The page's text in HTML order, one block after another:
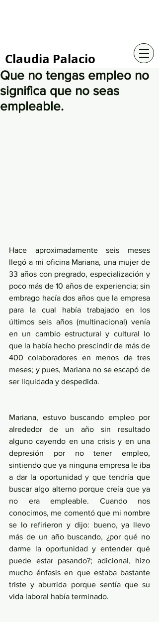
Claudia Palacio
Que no tengas empleo no
significa que no seas
empleable.
Hace aproximadamente seis meses
llegó a mi oficina Mariana, una mujer de
33 años con pregrado, especialización y
poco más de 10 años de experiencia; sin
embrago hacía dos años que la empresa
para la cual había trabajado en los
últimos seis años (multinacional) venía
en un cambio estructural y cultural lo
que la había hecho prescindir de más de
400 colaboradores en menos de tres
meses; y pues, Mariana no se escapó de
ser liquidada y despedida.
Mariana, estuvo buscando empleo por
alrededor de un año sin resultado
alguno cayendo en una crisis y en una
depresión por no tener empleo,
sintiendo que ya ninguna empresa le iba
a dar la oportunidad y que tendría que
buscar algo alterno porque creía que ya
no era empleable. Cuando nos
conocimos, me comentó que mi nombre
se lo refirieron y dijo: bueno, ya llevo
más de un año buscando, ¿por qué no
darme la oportunidad y entender qué
puede estar pasando?; adicional, hizo
mucho énfasis en que estaba bastante
triste y aburrida porque sentía que su
vida laboral había terminado.